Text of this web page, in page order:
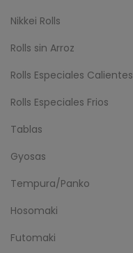
Nikkei Rolls
Rolls sin Arroz
Rolls Especiales Calientes
Rolls Especiales Frios
Tablas
Gyosas
Tempura/Panko
Hosomaki
Futomaki